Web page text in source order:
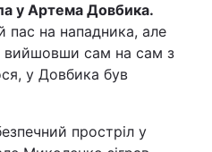
у Артема Довбика.
пас на нападника, але
вийшовши сам на сам з
у Довбика був
простріл у